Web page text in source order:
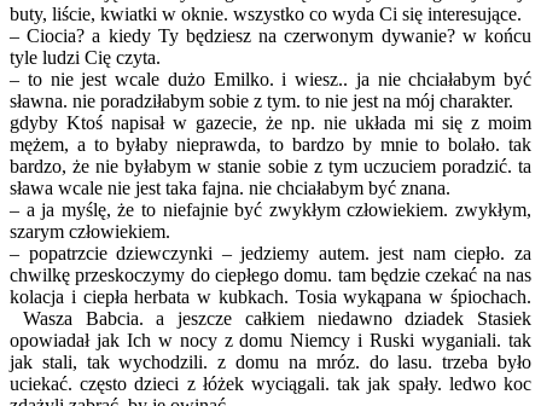
buty, liście, kwiatki w oknie. wszystko co wyda Ci się interesujące.
– Ciocia? a kiedy Ty będziesz na czerwonym dywanie? w końcu
tyle ludzi Cię czyta.
– to nie jest wcale dużo Emilko. i wiesz.. ja nie chciałabym być
sławna. nie poradziłabym sobie z tym. to nie jest na mój charakter.
gdyby Ktoś napisał w gazecie, że np. nie układa mi się z moim
mężem, a to byłaby nieprawda, to bardzo by mnie to bolało. tak
bardzo, że nie byłabym w stanie sobie z tym uczuciem poradzić. ta
sława wcale nie jest taka fajna. nie chciałabym być znana.
– a ja myślę, że to niefajnie być zwykłym człowiekiem. zwykłym,
szarym człowiekiem.
– popatrzcie dziewczynki – jedziemy autem. jest nam ciepło. za
chwilkę przeskoczymy do ciepłego domu. tam będzie czekać na nas
kolacja i ciepła herbata w kubkach. Tosia wykąpana w śpiochach.
Wasza Babcia. a jeszcze całkiem niedawno dziadek Stasiek
opowiadał jak Ich w nocy z domu Niemcy i Ruski wyganiali. tak
jak stali, tak wychodzili. z domu na mróz. do lasu. trzeba było
uciekać. często dzieci z łóżek wyciągali. tak jak spały. ledwo koc